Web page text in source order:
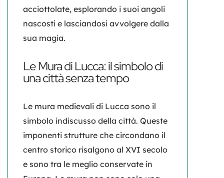
acciottolate, esplorando i suoi angoli
nascosti e lasciandosi avvolgere dalla
sua magia.
Le Mura di Lucca: il simbolo di
una città senza tempo
Le mura medievali di Lucca sono il
simbolo indiscusso della città. Queste
imponenti strutture che circondano il
centro storico risalgono al XVI secolo
e sono tra le meglio conservate in